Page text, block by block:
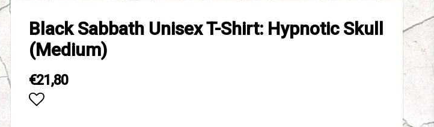
Black Sabbath Unisex T-Shirt: Hypnotic Skull
(Medium)
€21,80